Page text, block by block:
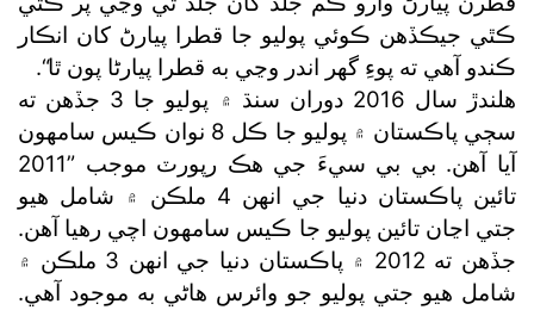
ڪٿي جيڪڏهن ڪوئي پوليو جا قطرا پيارڻ کان انڪار
ڪندو آهي ته پوءِ گھر اندر وڃي به قطرا پيارڻا پون ٿا“.
هلندڙ سال 2016 دوران سنڌ ۾ پوليو جا 3 جڏهن ته
سڄي پاڪستان ۾ پوليو جا ڪل 8 نوان ڪيس سامهون
آيا آهن. بي بي سيءَ جي هڪ رپورٽ موجب ”2011
تائين پاڪستان دنيا جي انهن 4 ملڪن ۾ شامل هيو
جتي اڃان تائين پوليو جا ڪيس سامهون اچي رهيا آهن.
جڏهن ته 2012 ۾ پاڪستان دنيا جي انهن 3 ملڪن ۾
شامل هيو جتي پوليو جو وائرس هاڻي به موجود آهي.